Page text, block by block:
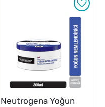
Neutrogena Yoğun